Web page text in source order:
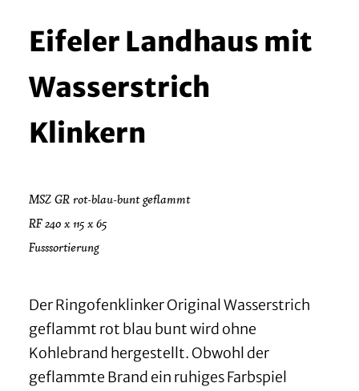
Eifeler Landhaus mit
Wasserstrich
Klinkern
MSZ GR rot-blau-bunt geflammt
RF 240 x 115 x 65
Fusssortierung
Der Ringofenklinker Original Wasserstrich
geflammt rot blau bunt wird ohne
Kohlebrand hergestellt. Obwohl der
geflammte Brand ein ruhiges Farbspiel